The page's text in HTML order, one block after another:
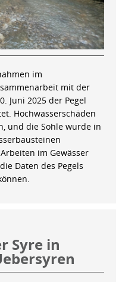
im
mit der
Juni 2025 der Pegel
Hochwasserschäden
und die Sohle wurde in
im Gewässer
Daten des Pegels
Syre in